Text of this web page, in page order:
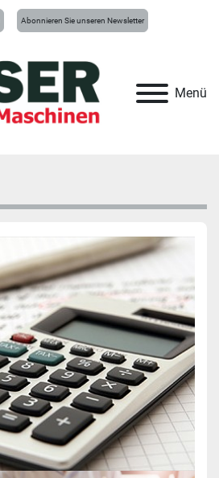
Menü
Abonnieren Sie unseren Newsletter